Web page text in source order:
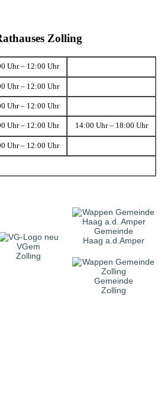
Zolling
Uhr – 12:00 Uhr
Uhr – 12:00 Uhr
Uhr – 12:00 Uhr
Uhr – 12:00 Uhr 14:00 Uhr – 18:00 Uhr
Uhr – 12:00 Uhr
VGem
Zolling
Gemeinde
Haag a.d.Amper
Gemeinde
Zolling